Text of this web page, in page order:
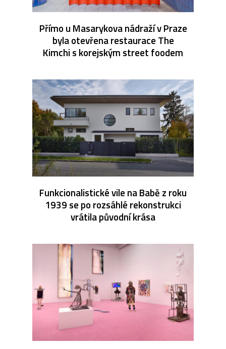
Přímo u Masarykova nádraží v Praze
byla otevřena restaurace The
Kimchi s korejským street foodem
Funkcionalistické vile na Babě z roku
1939 se po rozsáhlé rekonstrukci
vrátila původní krása